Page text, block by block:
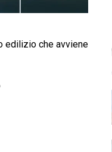
edilizio che avviene